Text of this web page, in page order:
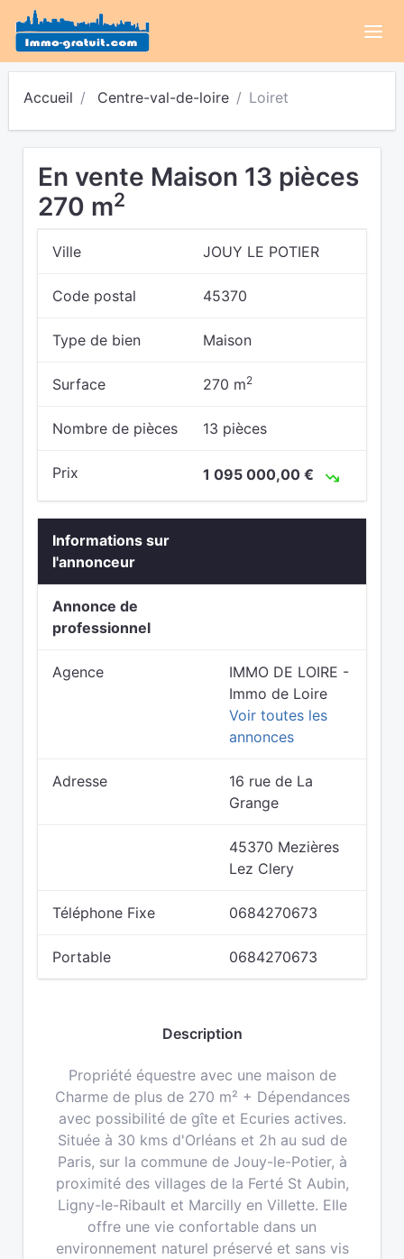
Accueil Centre-val-de-loire Loiret
En vente Maison 13 pièces
270 m2
Ville JOUY LE POTIER
Code postal 45370
Type de bien Maison
Surface 270 m2
Nombre de pièces 13 pièces
Prix 1 095 000,00 €
Informations sur
l'annonceur
Annonce de
professionnel
Agence
IMMO DE LOIRE -
Immo de Loire
Voir toutes les
annonces
Adresse
16 rue de La
Grange
45370 Mezières
Lez Clery
Téléphone Fixe 0684270673
Portable 0684270673
Description
Propriété équestre avec une maison de
Charme de plus de 270 m² + Dépendances
avec possibilité de gîte et Ecuries actives.
Située à 30 kms d'Orléans et 2h au sud de
Paris, sur la commune de Jouy-le-Potier, à
proximité des villages de la Ferté St Aubin,
Ligny-le-Ribault et Marcilly en Villette. Elle
offre une vie confortable dans un
environnement naturel préservé et sans vis